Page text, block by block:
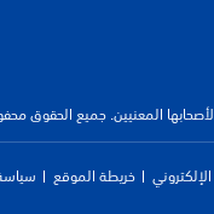
المعنيين. جميع الحقوق
خريطة الموقع